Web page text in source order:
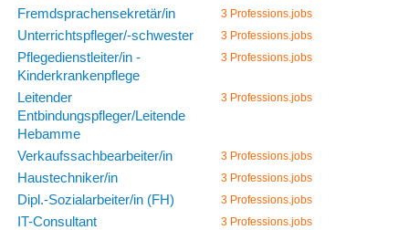
Fremdsprachensekretär/in 3 Professions.jobs
Unterrichtspfleger/-schwester 3 Professions.jobs
Pflegedienstleiter/in -
Kinderkrankenpflege
3 Professions.jobs
Leitender
Entbindungspfleger/Leitende
Hebamme
3 Professions.jobs
Verkaufssachbearbeiter/in 3 Professions.jobs
Haustechniker/in 3 Professions.jobs
Dipl.-Sozialarbeiter/in (FH) 3 Professions.jobs
IT-Consultant 3 Professions.jobs